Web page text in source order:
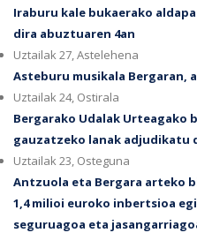
Iraburu kale bukaerako
dira abuztuaren 4an
Uztailak 27, Astelehena
Asteburu musikala Bergaran,
Uztailak 24, Ostirala
Bergarako Udalak Urteagako
gauzatzeko lanak adjudikatu
Uztailak 23, Osteguna
Antzuola eta Bergara arteko
1,4 milioi euroko inbertsioa
seguruagoa eta